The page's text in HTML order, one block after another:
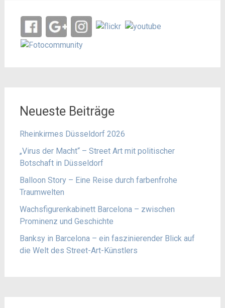
Neueste Beiträge
Rheinkirmes Düsseldorf 2026
„Virus der Macht“ – Street Art mit politischer
Botschaft in Düsseldorf
Balloon Story – Eine Reise durch farbenfrohe
Traumwelten
Wachsfigurenkabinett Barcelona – zwischen
Prominenz und Geschichte
Banksy in Barcelona – ein faszinierender Blick auf
die Welt des Street-Art-Künstlers